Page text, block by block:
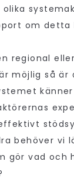
om detta
regional
möjlig så
behöver vi
gör vad och